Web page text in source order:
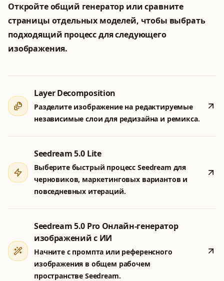
Откройте общий генератор или сравните
страницы отдельных моделей, чтобы выбрать
подходящий процесс для следующего
изображения.
Layer Decomposition
Разделите изображение на редактируемые
независимые слои для редизайна и ремикса.
Seedream 5.0 Lite
Выберите быстрый процесс Seedream для
черновиков, маркетинговых вариантов и
повседневных итераций.
Seedream 5.0 Pro Онлайн-генератор
изображений с ИИ
Начните с промпта или референсного
изображения в общем рабочем
пространстве Seedream.